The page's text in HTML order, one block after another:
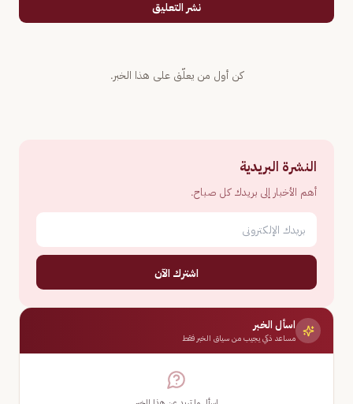
نشر التعليق
كن أول من يعلّق على هذا الخبر.
النشرة البريدية
أهم الأخبار إلى بريدك كل صباح.
اشترك الآن
اسأل الخبر
مساعد ذكي يجيب من سياق الخبر فقط